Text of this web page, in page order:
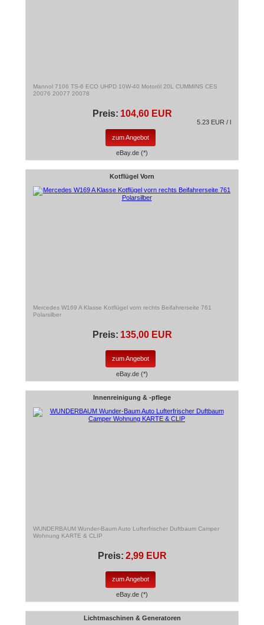
Mannol 7106 TS-6 ECO UHPD 10W-40 Motoröl 20L CUMMINS CES
20076 20077 20078
Preis: 104,60 EUR
5.23 EUR / l
zum Angebot
eBay.de (*)
Kotflügel Vorn
Mercedes W169 A Klasse Kotflügel vorn rechts Beifahrerseite 761
Polarsilber
Preis: 135,00 EUR
zum Angebot
eBay.de (*)
Innenreinigung & -pflege
WUNDERBAUM Wunder-Baum Auto Lufterfrischer Duftbaum Camper
Wohnung KARTE & CLIP
Preis: 2,99 EUR
zum Angebot
eBay.de (*)
Lichtmaschinen & Generatoren